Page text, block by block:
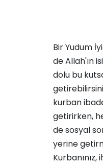
Bir Yudum
de Allah'ın
dolu bu
kurban
getirirken,
de sosyal
yerine